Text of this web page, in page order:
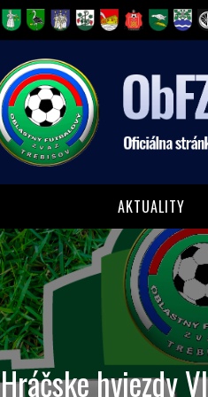
AKTUALITY
Hráčske hviezdy